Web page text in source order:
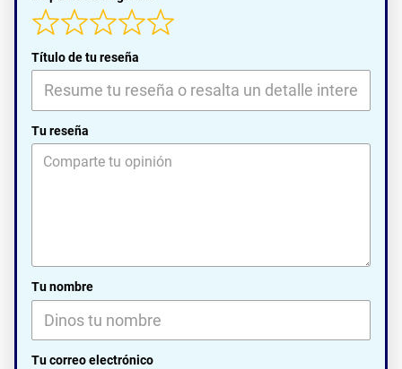
Título de tu reseña
Tu reseña
Tu nombre
Tu correo electrónico